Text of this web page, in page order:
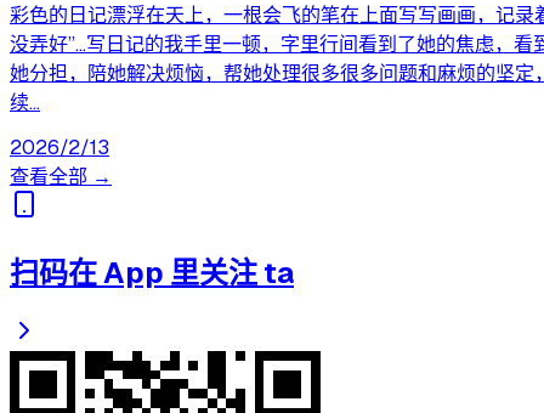
彩色的日记漂浮在天上，一根会飞的笔在上面写写画画，记录
没弄好”...写日记的我手里一顿，字里行间看到了她的焦虑，
她分担，陪她解决烦恼，帮她处理很多很多问题和麻烦的坚
续...
2026/2/13
查看全部 →
扫码在 App 里关注 ta